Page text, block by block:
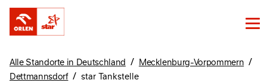
Alle Standorte in Deutschland / Mecklenburg-Vorpommern /
Dettmannsdorf / star Tankstelle